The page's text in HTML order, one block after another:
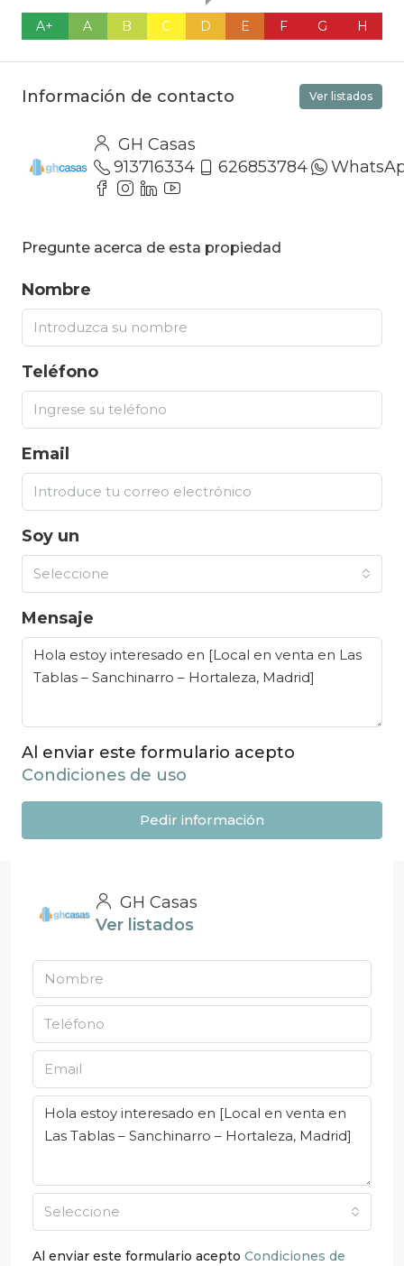
A+ A B C D E F G H
Información de contacto Ver listados
GH Casas
913716334
626853784
Pregunte acerca de esta propiedad
Nombre
Teléfono
Email
Soy un
Seleccione
Mensaje
Al enviar este formulario acepto
Condiciones de uso
Pedir información
GH Casas
Ver listados
Seleccione
Al enviar este formulario acepto Condiciones de